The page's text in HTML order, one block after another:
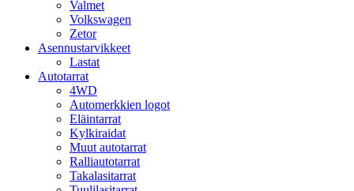
Valmet
Volkswagen
Zetor
Asennustarvikkeet
Lastat
Autotarrat
4WD
Automerkkien logot
Eläintarrat
Kylkiraidat
Muut autotarrat
Ralliautotarrat
Takalasitarrat